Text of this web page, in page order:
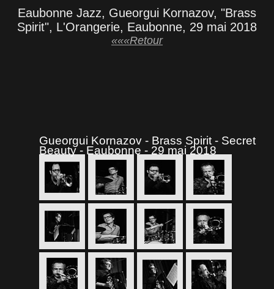
Eaubonne Jazz, Gueorgui Kornazov, "Brass
Spirit", L'Orangerie, Eaubonne, 29 mai 2018
«««Retour
Gueorgui Kornazov - Brass Spirit - Secret
Beauty - Eaubonne - 29 mai 2018